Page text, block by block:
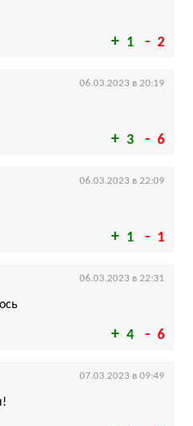
1 2
3 6
06.03.2023 в 20:19
1 1
06.03.2023 в 22:09
4 6
06.03.2023 в 22:31
07.03.2023 в 09:49